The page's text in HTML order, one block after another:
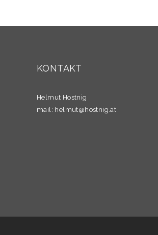
KONTAKT
Helmut Hostnig
mail: helmut@hostnig.at